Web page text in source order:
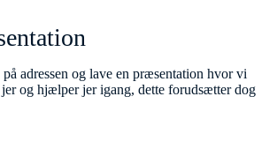
adressen og lave en præsentation hvor vi
jer og hjælper jer igang, dette forudsætter dog